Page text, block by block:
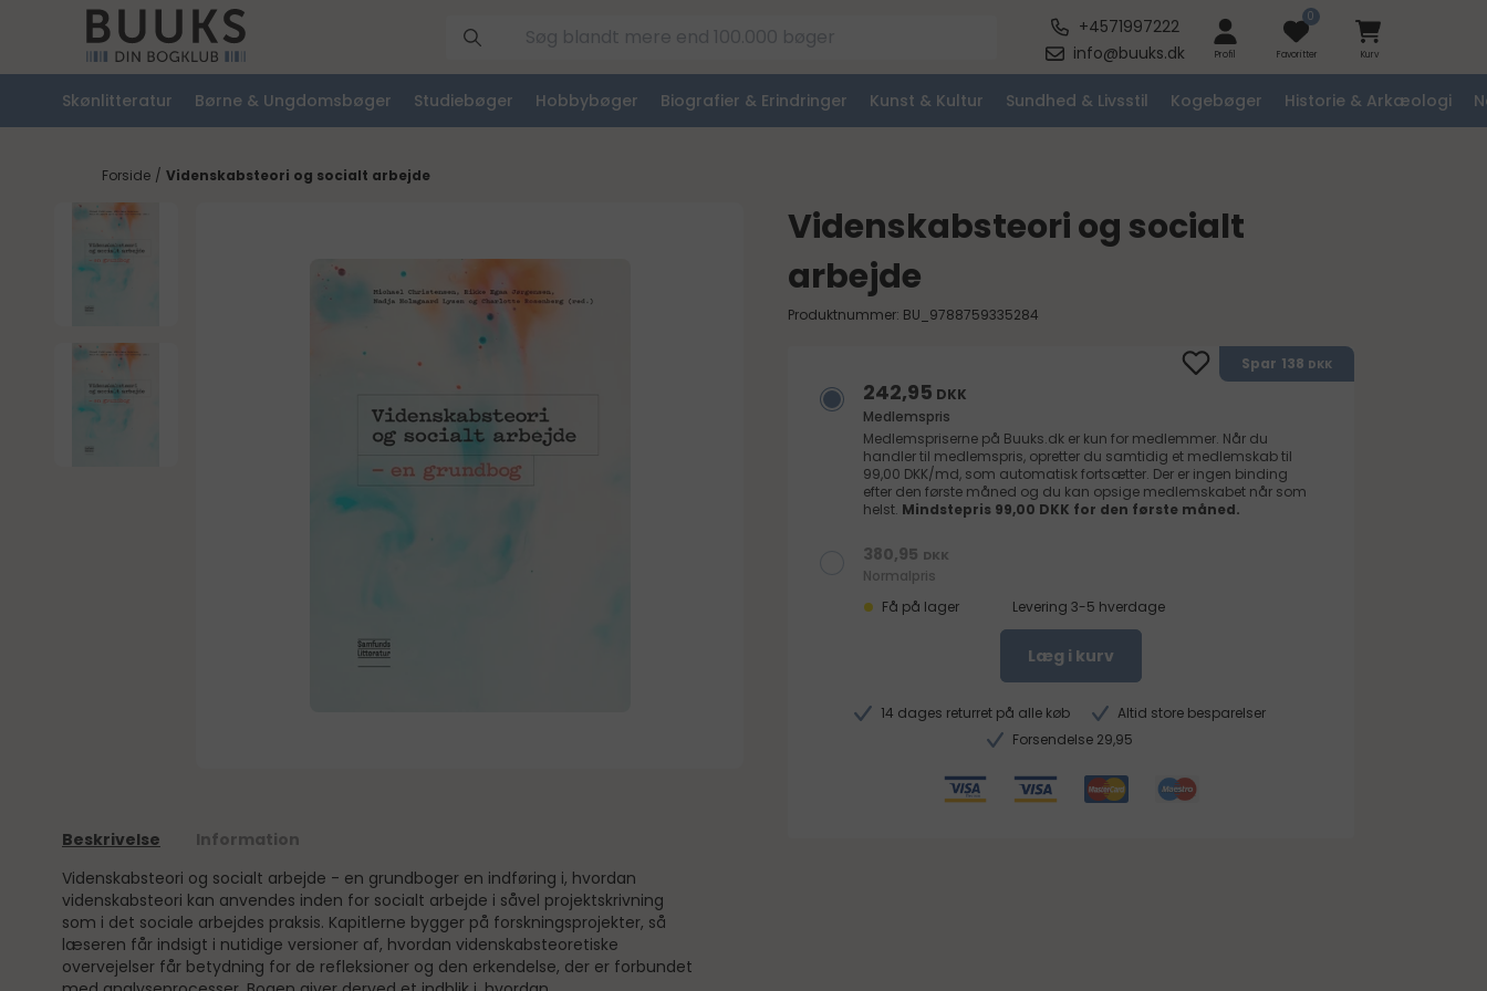
+4571997222
info@buuks.dk
Profil
0
Favoritter Kurv
Skønlitteratur Børne & Ungdomsbøger Studiebøger Hobbybøger Biografier & Erindringer Kunst & Kultur Sundhed & Livsstil Kogebøger Historie & Arkæologi
Forside / Videnskabsteori og socialt arbejde
Beskrivelse
Information
Videnskabsteori og socialt arbejde - en grundboger en indføring i, hvordan
videnskabsteori kan anvendes inden for socialt arbejde i såvel projektskrivning
som i det sociale arbejdes praksis. Kapitlerne bygger på forskningsprojekter, så
læseren får indsigt i nutidige versioner af, hvordan videnskabsteoretiske
overvejelser får betydning for de refleksioner og den erkendelse, der er forbundet
Videnskabsteori og socialt
arbejde
Produktnummer: BU_9788759335284
Spar 138 DKK
242,95 DKK
Medlemspris
Medlemspriserne på Buuks.dk er kun for medlemmer. Når du
handler til medlemspris, opretter du samtidig et medlemskab til
99,00 DKK/md, som automatisk fortsætter. Der er ingen binding
efter den første måned og du kan opsige medlemskabet når som
helst. Mindstepris 99,00 DKK for den første måned.
380,95 DKK
Normalpris
Få på lager
Levering 3-5 hverdage
Læg i kurv
14 dages returret på alle køb
Altid store besparelser
Forsendelse 29,95